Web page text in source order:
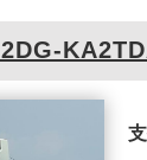
2DG-